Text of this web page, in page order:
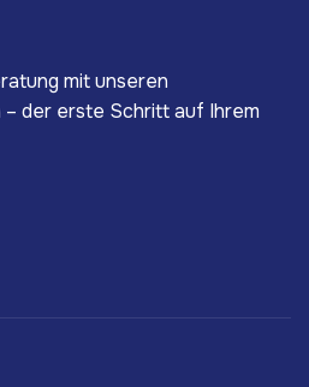
mit unseren
der erste Schritt auf Ihrem